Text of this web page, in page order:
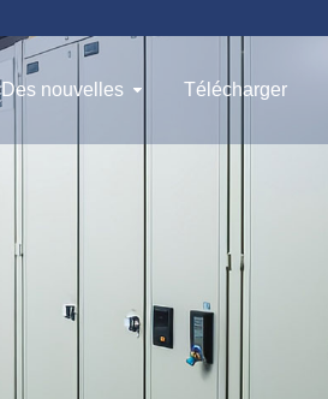
Des nouvelles Télécharger